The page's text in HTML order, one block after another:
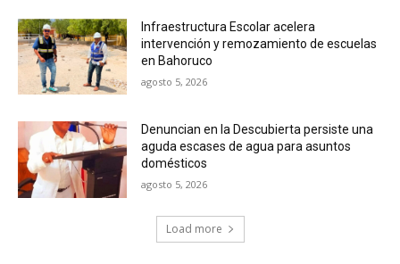
Infraestructura Escolar acelera
intervención y remozamiento de escuelas
en Bahoruco
agosto 5, 2026
Denuncian en la Descubierta persiste una
aguda escases de agua para asuntos
domésticos
agosto 5, 2026
Load more